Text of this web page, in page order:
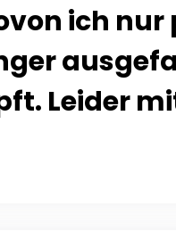
ich
Leider